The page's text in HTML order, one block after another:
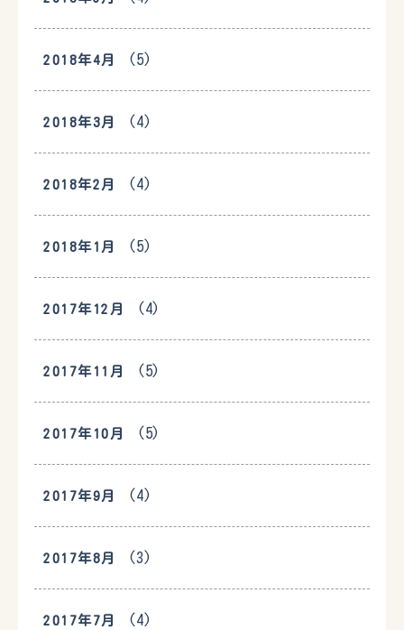
2018年4月 (5)
2018年3月 (4)
2018年2月 (4)
2018年1月 (5)
2017年12月 (4)
2017年11月 (5)
2017年10月 (5)
2017年9月 (4)
2017年8月 (3)
2017年7月 (4)